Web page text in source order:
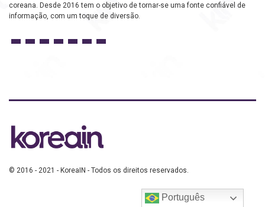
coreana. Desde 2016 tem o objetivo de tornar-se uma fonte confiável de
informação, com um toque de diversão.
© 2016 - 2021 - KoreaIN - Todos os direitos reservados.
Português